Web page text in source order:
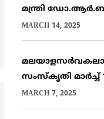
മന്ത്രി
MARCH 14, 2025
സംസ്കൃതി മാർച്ച്
MARCH 7, 2025